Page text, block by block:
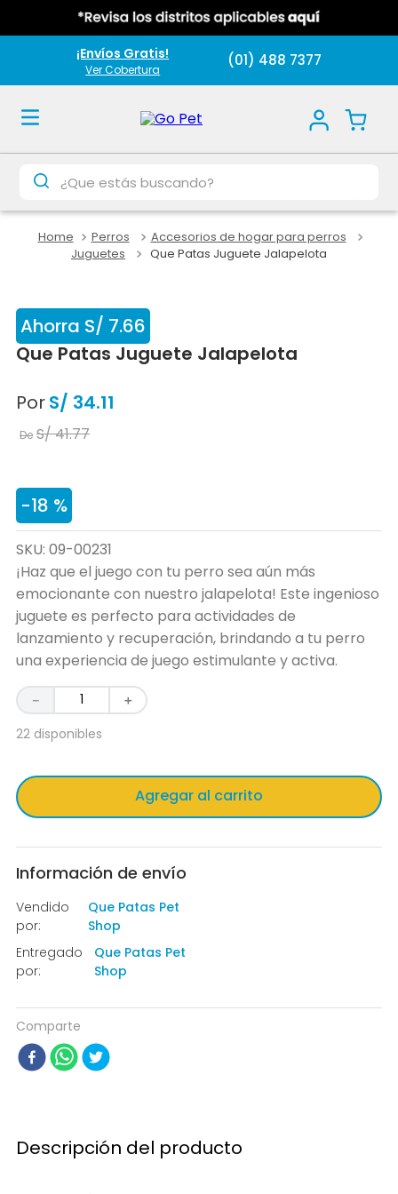
¡Envíos Gratis!
Ver Cobertura (01) 488 7377
¿Que estás buscando?
Perros
Accesorios de hogar para perros
Juguetes
Que Patas Juguete Jalapelota
Ahorra S/ 7.66
Que Patas Juguete Jalapelota
De S/41.77
PorS/ 34.11
-18 %
SKU: 09-00231
¡Haz que el juego con tu perro sea aún más
emocionante con nuestro jalapelota! Este ingenioso
juguete es perfecto para actividades de
lanzamiento y recuperación, brindando a tu perro
una experiencia de juego estimulante y activa.
＋
－
22 disponibles
Agregar al carrito
Información de envío
Vendido
por:
Que Patas Pet
Shop
Entregado
por:
Que Patas Pet
Shop
Comparte
Descripción del producto